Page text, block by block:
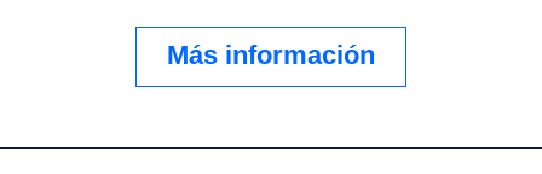
Más información